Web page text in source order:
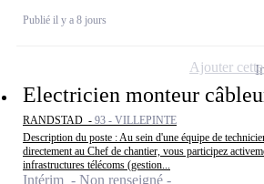
Publié il y a 8 jours
Electricien monteur
RANDSTAD - 93 - VILLEPINTE
Description du poste : Au sein d'une équipe de
directement au Chef de chantier, vous participez
infrastructures télécoms (gestion...
Intérim - Non renseigné
Ajouter